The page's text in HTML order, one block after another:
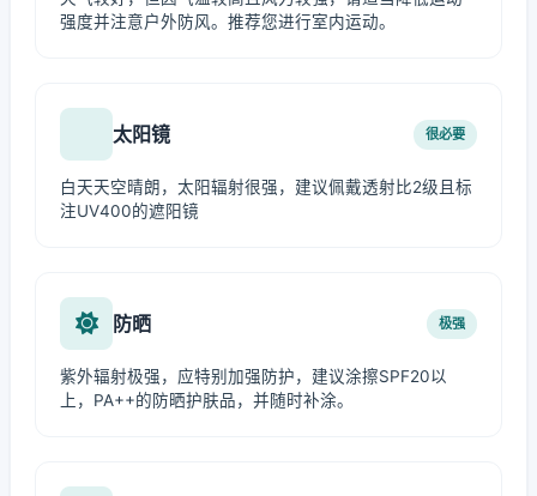
强度并注意户外防风。推荐您进行室内运动。
太阳镜 很必要
白天天空晴朗，太阳辐射很强，建议佩戴透射比2级且标
注UV400的遮阳镜
防晒 极强
紫外辐射极强，应特别加强防护，建议涂擦SPF20以
上，PA++的防晒护肤品，并随时补涂。